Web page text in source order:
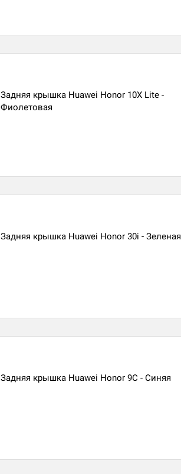
Задняя крышка Huawei Honor 10X Lite -
Фиолетовая
Задняя крышка Huawei Honor 30i - Зеленая
Задняя крышка Huawei Honor 9C - Синяя